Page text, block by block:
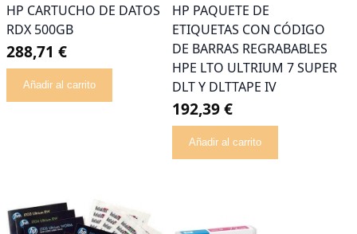
HP CARTUCHO DE DATOS
RDX 500GB
288,71 €
Añadir al carrito
HP PAQUETE DE
ETIQUETAS CON CÓDIGO
DE BARRAS REGRABABLES
HPE LTO ULTRIUM 7 SUPER
DLT Y DLTTAPE IV
192,39 €
Añadir al carrito